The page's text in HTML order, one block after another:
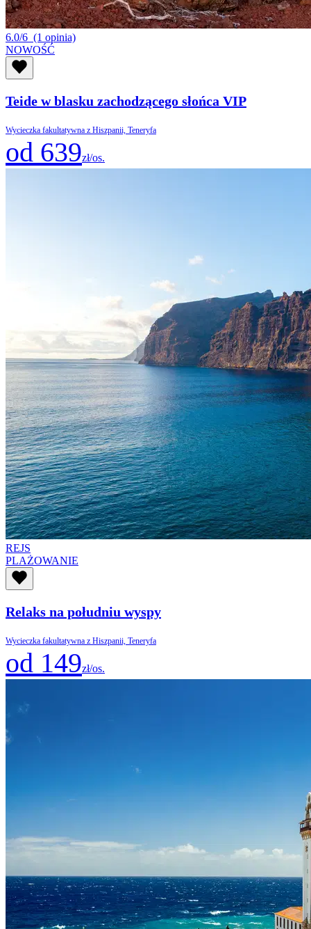
6.0/6 (1 opinia)
NOWOŚĆ
Teide w blasku zachodzącego słońca VIP
Wycieczka fakultatywna z Hiszpanii, Teneryfa
od 639zł/os.
REJS
PLAŻOWANIE
Relaks na południu wyspy
Wycieczka fakultatywna z Hiszpanii, Teneryfa
od 149zł/os.